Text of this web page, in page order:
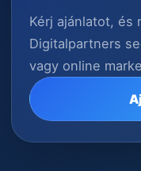
Kérj ajánlatot, és
Digitalpartners
vagy online